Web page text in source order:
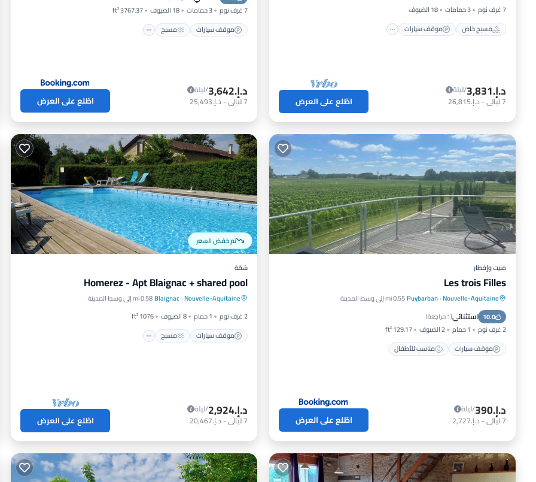
7 غرف نوم
3 حمامات
18 الضيوف
مسبح خاص
موقف سيارات
د.إ.‏3,831
/ليلة
7ليالي- د.إ.‏26,815 اطّلع على العرض
7 غرف نوم 3 حمامات 18 الضيوف
3767.37 ft²
موقف سيارات
مسبح
د.إ.‏3,642
/ليلة
7ليالي- د.إ.‏25,493 اطّلع على العرض
مبيت وإفطار
Les trois Filles
Nouvelle-Aquitaine
·
Puybarban0.55 mi إلى وسط المدينة
10.0 استثنائي(1 مراجعة )
2 غرف نوم 1 حمام 2 الضيوف
129.17 ft²
موقف سيارات
مناسب للأطفال
موقف سيارات
د.إ.‏390
/ليلة
7ليالي- د.إ.‏2,727 اطّلع على العرض
تم خفض السعر
شقة
Homerez - Apt Blaignac + shared pool
Nouvelle-Aquitaine
·
Blaignac0.58 mi إلى وسط المدينة
2 غرف نوم
1 حمام 8 الضيوف
1076 ft²
موقف سيارات
مسبح
موقف سيارات مسبح
شرفة / تراس
مطبخ
د.إ.‏2,924
/ليلة
7ليالي- د.إ.‏20,467 اطّلع على العرض